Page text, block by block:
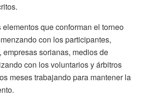
que conforman el torneo
con los participantes,
sorianas, medios de
con los voluntarios y árbitros
meses trabajando para mantener la